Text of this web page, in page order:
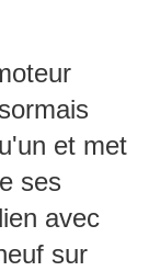
et met
ses
avec
sur